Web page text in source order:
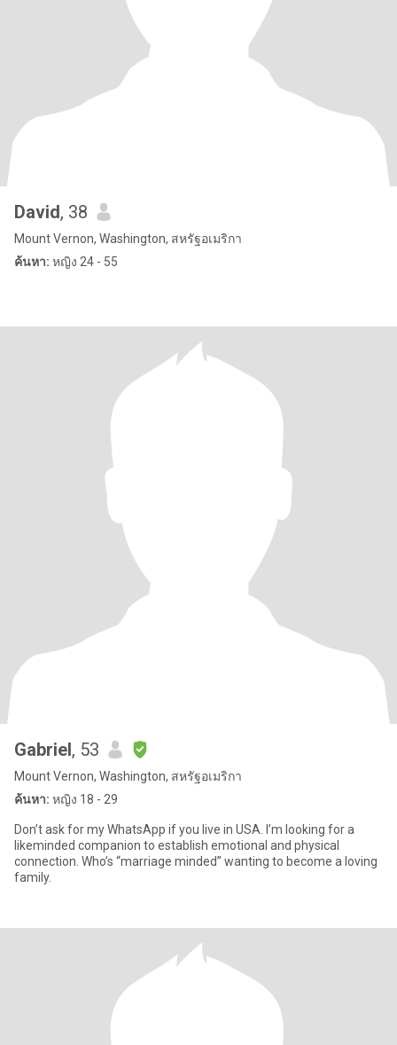
David, 38
Mount Vernon, Washington, สหรัฐอเมริกา
ค้นหา: หญิง 24 - 55
Gabriel, 53
Mount Vernon, Washington, สหรัฐอเมริกา
ค้นหา: หญิง 18 - 29
Don’t ask for my WhatsApp if you live in USA. I’m looking for a
likeminded companion to establish emotional and physical
connection. Who’s “marriage minded” wanting to become a loving
family.